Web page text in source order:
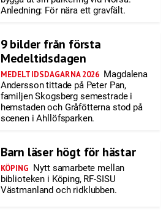
Anledning: För nära ett gravfält.
9 bilder från första
Medeltidsdagen
MEDELTIDSDAGARNA 2026 Magdalena
Andersson tittade på Peter Pan,
familjen Skogsberg semestrade i
hemstaden och Gråfötterna stod på
scenen i Ahllöfsparken.
Barn läser högt för hästar
KÖPING Nytt samarbete mellan
biblioteken i Köping, RF-SISU
Västmanland och ridklubben.